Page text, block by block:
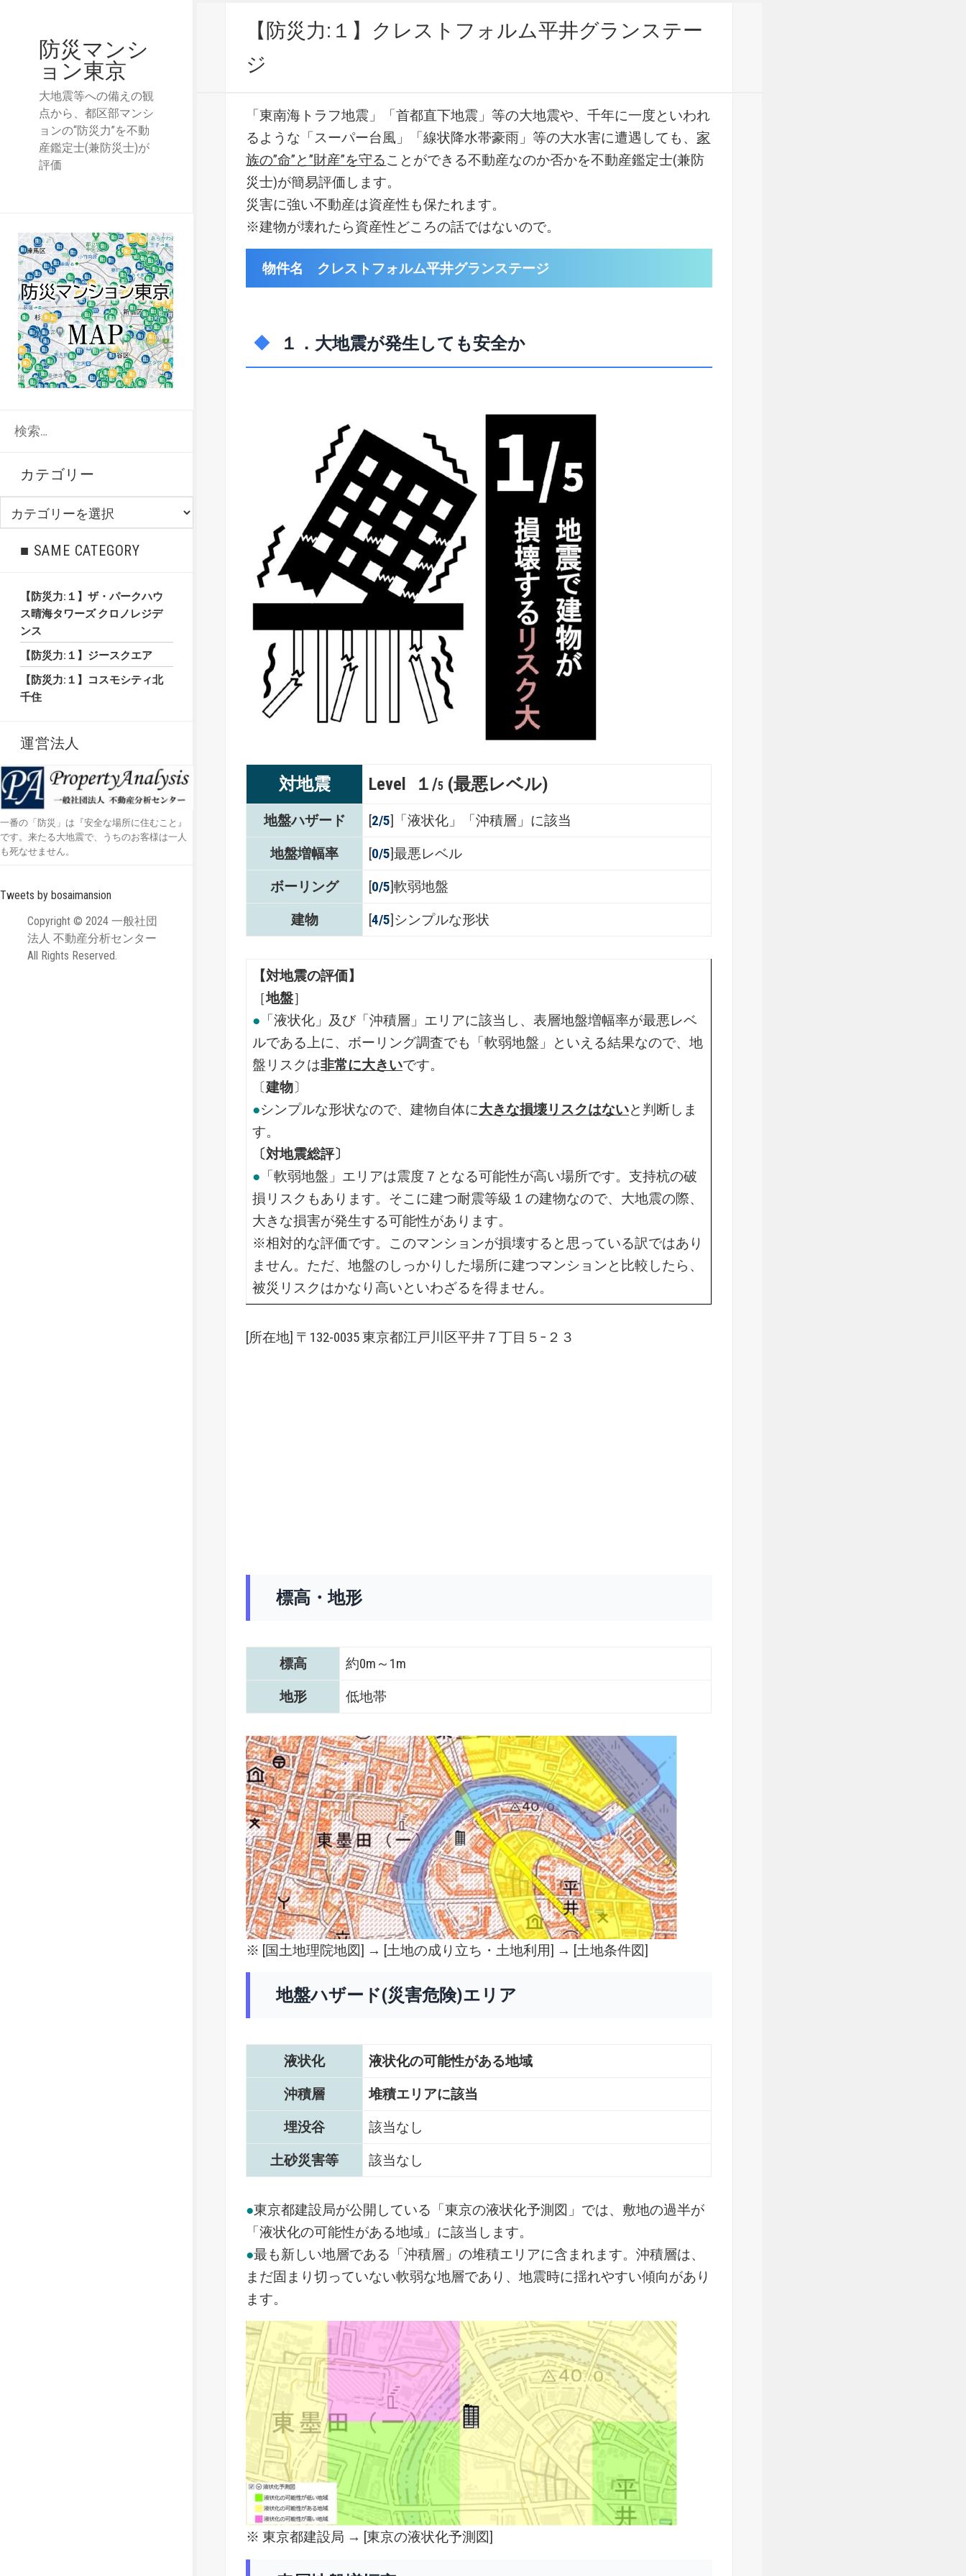
防災マンシ
ョン東京
大地震等への備えの観
点から、都区部マンシ
ョンの“防災力”を不動
産鑑定士(兼防災士)が
評価
カテゴリー
■ SAME CATEGORY
【防災力:１】ザ・パークハウ
ス晴海タワーズ クロノレジデ
ンス
【防災力:１】ジースクエア
【防災力:１】コスモシティ北
千住
運営法人
一番の「防災」は『安全な場所に住むこと』
です。来たる大地震で、うちのお客様は一人
も死なせません。
Tweets by bosaimansion
Copyright © 2024 一般社団
法人 不動産分析センター
All Rights Reserved.
【防災力:１】クレストフォルム平井グランステー
ジ
「東南海トラフ地震」「首都直下地震」等の大地震や、千年に一度といわれ
るような「スーパー台風」「線状降水帯豪雨」等の大水害に遭遇しても、 家
族の”命”と”財産”を守ることができる不動産なのか否かを不動産鑑定士(兼防
災士)が簡易評価します。
災害に強い不動産は資産性も保たれます。
※建物が壊れたら資産性どころの話ではないので。
物件名 クレストフォルム平井グランステージ
１．大地震が発生しても安全か
対地震 Level １/5 (最悪レベル)
地盤ハザード [2/5]「液状化」「沖積層」に該当
地盤増幅率
[0/5]最悪レベル
ボーリング
[0/5]軟弱地盤
建物
[4/5]シンプルな形状
【対地震の評価】
［地盤］
● 「液状化」及び「沖積層」エリアに該当し、表層地盤増幅率が最悪レベ
ルである上に、ボーリング調査でも「軟弱地盤」といえる結果なので、地
盤リスクは非常に大きいです。
〔建物〕
●シンプルな形状なので、建物自体に大きな損壊リスクはないと判断しま
す。
〔対地震総評〕
● 「軟弱地盤」エリアは震度７となる可能性が高い場所です。支持杭の破
損リスクもあります。そこに建つ耐震等級１の建物なので、大地震の際、
大きな損害が発生する可能性があります。
※相対的な評価です。このマンションが損壊すると思っている訳ではあり
ません。ただ、地盤のしっかりした場所に建つマンションと比較したら、
被災リスクはかなり高いといわざるを得ません。
[所在地] 〒132-0035 東京都江戸川区平井７丁目５−２３
標高・地形
標高
約0m～1m
地形
低地帯
※ [国土地理院地図] → [土地の成り立ち・土地利用] → [土地条件図]
地盤ハザード(災害危険)エリア
液状化
液状化の可能性がある地域
沖積層
堆積エリアに該当
埋没谷
該当なし
土砂災害等
該当なし
●東京都建設局が公開している「東京の液状化予測図」では、敷地の過半が
「液状化の可能性がある地域」に該当します。
●最も新しい地層である「沖積層」の堆積エリアに含まれます。沖積層は、
まだ固まり切っていない軟弱な地層であり、地震時に揺れやすい傾向があり
ます。
※ 東京都建設局 → [東京の液状化予測図]